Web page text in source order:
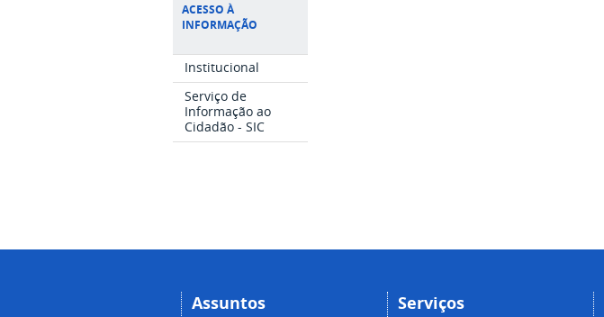
ACESSO À
INFORMAÇÃO
Institucional
Serviço de
Informação ao
Cidadão - SIC
Assuntos Serviços